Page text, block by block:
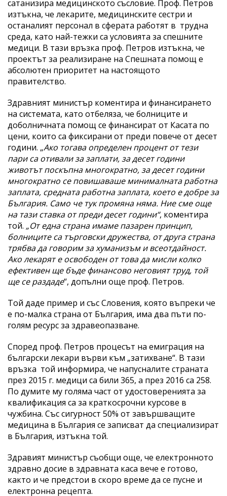
сатанизира медицинското съсловие. Проф. Петров
изтъкна, че лекарите, медицинските сестри и
останалият персонал в сферата работят в трудна
среда, като най-тежки са условията за спешните
медици. В тази връзка проф. Петров изтъкна, че
проектът за реализиране на Спешната помощ е
абсолютен приоритет на настоящото
правителство.
Здравният министър коментира и финансирането
на системата, като отбеляза, че болниците и
доболничната помощ се финансират от Касата по
цени, които са фиксирани от преди повече от десет
години. „Ако тогава определен процент от тези
пари са отивали за заплати, за десет години
животът поскъпна многократно, за десет години
многократно се повишаваше минималната работна
заплата, средната работна заплата, което е добре за
България. Само че тук промяна няма. Ние сме още
на тази ставка от преди десет години“, коментира
той. „От една страна имаме пазарен принцип,
болниците са търговски дружества, от друга страна
трябва да говорим за хуманизъм и всеотдайност.
Ако лекарят е освободен от това да мисли колко
ефективен ще бъде финансово неговият труд, той
ще се раздаде“, допълни още проф. Петров.
Той даде пример и със Словения, която въпреки че
е по-малка страна от България, има два пъти по-
голям ресурс за здравеопазване.
Според проф. Петров процесът на емиграция на
български лекари върви към „затихване“. В тази
връзка той информира, че напусналите страната
през 2015 г. медици са били 365, а през 2016 са 258.
По думите му голяма част от удостоверенията за
квалификация са за краткосрочни курсове в
чужбина. Със сигурност 50% от завършващите
медицина в България се записват да специализират
в България, изтъкна той.
Здравият министър съобщи още, че електронното
здравно досие в здравната каса вече е готово,
както и че предстои в скоро време да се пусне и
електронна рецепта.